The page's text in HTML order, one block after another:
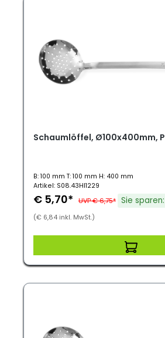
Schaumlöffel, Ø100x400mm,
B: 100 mm T: 100 mm H: 400 mm
Artikel: S08.43HI1229
€ 5,70* UVP € 6,75* Sie
(€ 6,84 inkl. MwSt.)